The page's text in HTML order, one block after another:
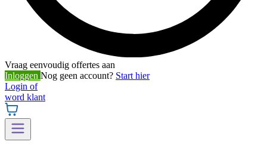
Vraag eenvoudig offertes aan
Inloggen Nog geen account? Start hier
Login of
word klant